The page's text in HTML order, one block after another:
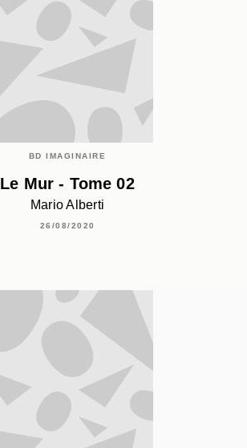
BD IMAGINAIRE
Le Mur - Tome 02
Mario Alberti
26/08/2020